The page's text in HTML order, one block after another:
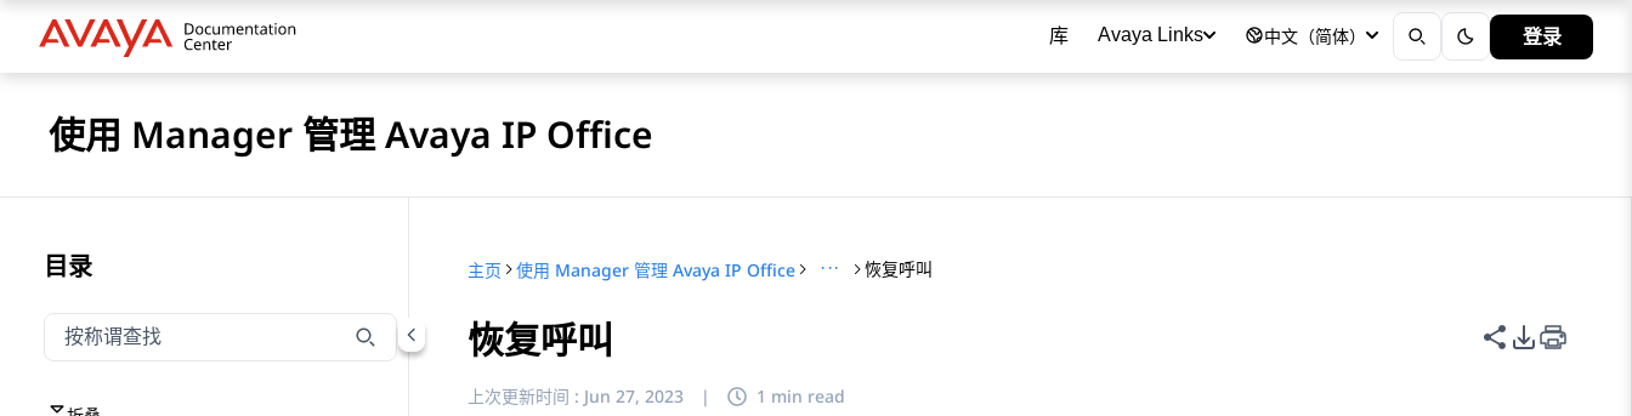
库 Avaya Links 中文（简体） 登录
使用 Manager 管理 Avaya IP Office
目录
按称谓筛选导航
输入内容以按称谓筛选导航项
主页 使用 Manager 管理 Avaya IP Office ··· 恢复呼叫
恢复呼叫 共享此页面
PDF 导出
上次更新时间 : Jun 27, 2023 | 1 min read